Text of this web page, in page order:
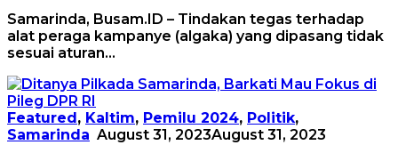
Samarinda, Busam.ID – Tindakan tegas terhadap
alat peraga kampanye (algaka) yang dipasang tidak
sesuai aturan…
Featured , Kaltim, Pemilu 2024, Politik,
Samarinda August 31, 2023August 31, 2023